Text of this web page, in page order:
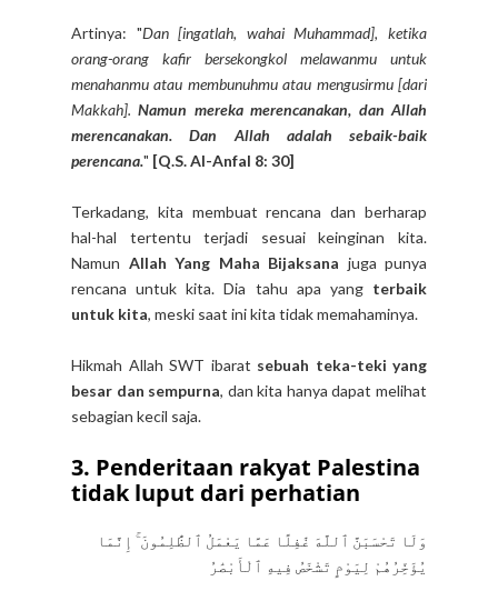
Artinya: "Dan [ingatlah, wahai Muhammad], ketika
orang-orang kafir bersekongkol melawanmu untuk
menahanmu atau membunuhmu atau mengusirmu [dari
Makkah].Namun mereka merencanakan, dan Allah
merencanakan. Dan Allah adalah sebaik-baik
perencana." [Q.S. Al-Anfal 8: 30]
Terkadang, kita membuat rencana dan berharap
hal-hal tertentu terjadi sesuai keinginan kita.
Namun Allah Yang Maha Bijaksana juga punya
rencana untuk kita. Dia tahu apa yang terbaik
untuk kita, meski saat ini kita tidak memahaminya.
Hikmah Allah SWT ibarat sebuah teka-teki yang
besar dan sempurna, dan kita hanya dapat melihat
sebagian kecil saja.
3. Penderitaan rakyat Palestina
tidak luput dari perhatian
وَلَا تَحْسَبَنَّ ٱللَّهَ غَٰفِلًا عَمَّا يَعْمَلُ ٱلظَّٰلِمُونَ ۚ إِنَّمَا
يُؤَخِّرُهُمْ لِيَوْمٍ تَشْخَصُ فِيهِ ٱلْأَبْصَٰرُ